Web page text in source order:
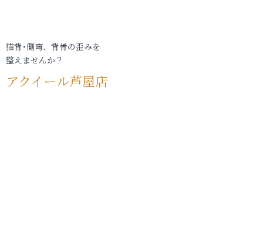
猫背･側弯、背骨の歪みを
整えませんか？
アクイール芦屋店